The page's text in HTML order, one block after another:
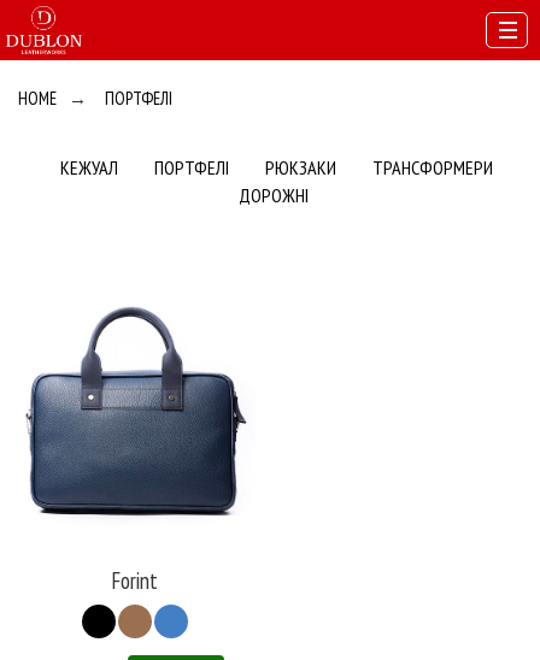
HOME → ПОРТФЕЛІ
КЕЖУАЛ ПОРТФЕЛІ РЮКЗАКИ
ТРАНСФОРМЕРИ
ДОРОЖНІ
Forint